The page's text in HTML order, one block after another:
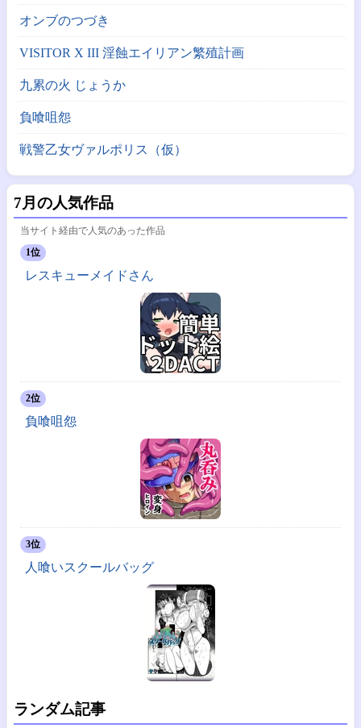
オンブのつづき
VISITOR X III 淫蝕エイリアン繁殖計画
九累の火 じょうか
負喰咀怨
戦警乙女ヴァルポリス（仮）
7月の人気作品
当サイト経由で人気のあった作品
1位
レスキューメイドさん
2位
負喰咀怨
3位
人喰いスクールバッグ
ランダム記事